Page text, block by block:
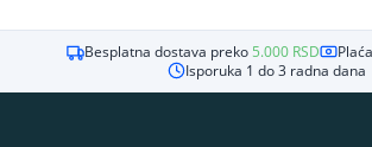
Besplatna dostava preko 5.000 RSD
Isporuka 1 do 3 radna dana